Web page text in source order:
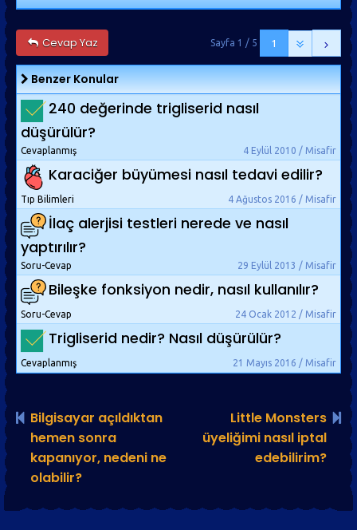
Cevap Yaz 1
Sayfa 1 / 5
Benzer Konular
240 değerinde trigliserid nasıl
düşürülür?
4 Eylül 2010 / Misafir
Cevaplanmış
Karaciğer büyümesi nasıl tedavi edilir?
4 Ağustos 2016 / Misafir
Tıp Bilimleri
İlaç alerjisi testleri nerede ve nasıl
yaptırılır?
29 Eylül 2013 / Misafir
Soru-Cevap
Bileşke fonksiyon nedir, nasıl kullanılır?
24 Ocak 2012 / Misafir
Soru-Cevap
Trigliserid nedir? Nasıl düşürülür?
21 Mayıs 2016 / Misafir
Cevaplanmış
Bilgisayar açıldıktan
hemen sonra
kapanıyor, nedeni ne
olabilir?
Little Monsters
üyeliğimi nasıl iptal
edebilirim?